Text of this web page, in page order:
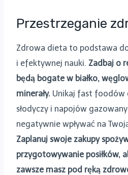
Przestrzeganie
Zdrowa dieta to podstawa
i efektywnej nauki. Zadbaj o
będą bogate w białko,
minerały. Unikaj fast foodów
słodyczy i napojów
negatywnie wpływać na
Zaplanuj swoje zakupy
przygotowywanie posiłków,
zawsze masz pod ręką